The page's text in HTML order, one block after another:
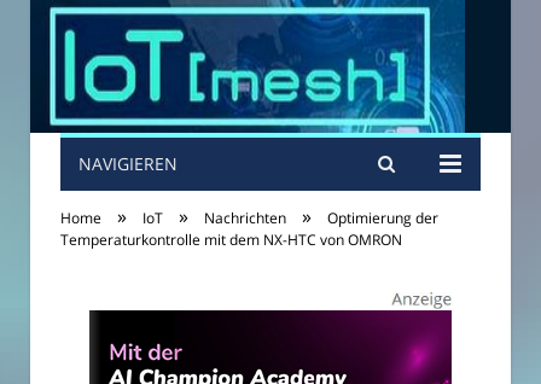
NAVIGIEREN
Home » IoT » Nachrichten »
Optimierung der
Temperaturkontrolle mit dem NX-HTC von OMRON